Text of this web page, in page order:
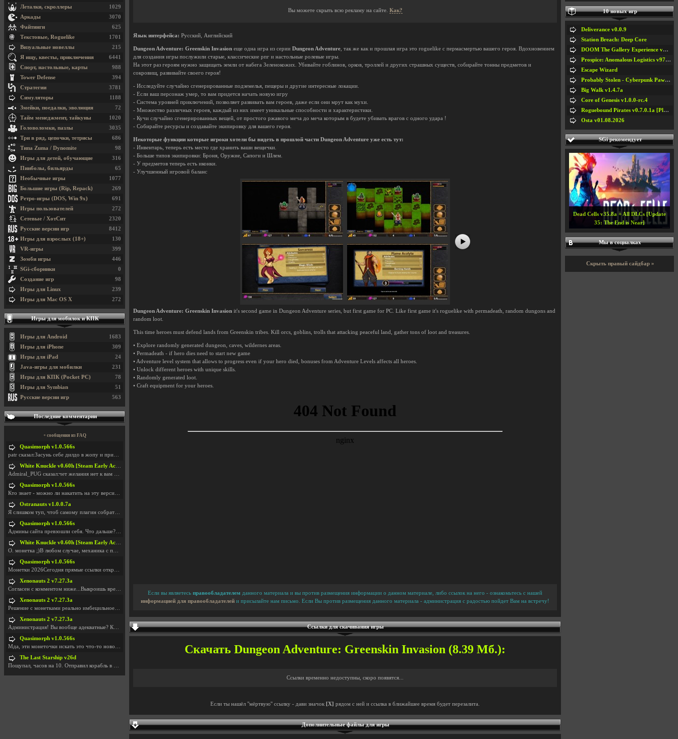
Вы можете скрыть всю рекламу на сайте. Как?
Язык интерфейса: Русский, Английский
Dungeon Adventure: Greenskin Invasion еще одна игра из серии Dungeon Adventure , так же как и прошлая игра это roguelike c пермасмертью вашего героя. Вдохновением
для создания игры послужили старые, классические рпг и настольные ролевые игры.
На этот раз героям нужно защищать земли от набега Зеленокожих. Убивайте гоблинов, орков, троллей и других страшных существ, собирайте тонны предметов и
сокровищ, развивайте своего героя!
- Исследуйте случайно сгенерированные подземелья, пещеры и другие интересные локации.
- Если ваш персонаж умер, то вам придется начать новую игру
- Система уровней приключений, позволяет развивать вам героев, даже если они мрут как мухи.
- Множество различных героев, каждый из них имеет уникальные способности и характеристики.
- Кучи случайно сгенерированных вещей, от простого ржавого меча до меча которым в будете убивать врагов с одного удара !
- Собирайте ресурсы и создавайте экипировку для вашего героя.
Некоторые функции которые игроки хотели бы видеть в прошлой части Dungeon Adventure уже есть тут:
- Инвентарь, теперь есть место где хранить ваши вещички.
- Больше типов экипировки: Броня, Оружие, Сапоги и Шлем.
- У предметов теперь есть иконки.
- Улучшенный игровой баланс
Dungeon Adventure: Greenskin Invasion it's second game in Dungeon Adventure series, but first game for PC. Like first game it's roguelike with permadeath, random dungons and
random loot.
This time heroes must defend lands from Greenskin tribes. Kill orcs, goblins, trolls that attacking peaceful land, gather tons of loot and treasures.
• Explore randomly generated dungeon, caves, wildernes areas.
• Permadeath - if hero dies need to start new game
• Adventure level system that allows to progress even if your hero died, bonuses from Adventure Levels affects all heroes.
• Unlock different heroes with unique skills.
• Randomly generated loot.
• Craft equipment for your heroes.
Если вы являетесь правообладателем данного материала и вы против размещения информации о данном материале, либо ссылок на него - ознакомьтесь с нашей
информацией для правообладателей и присылайте нам письмо. Если Вы против размещения данного материала - администрация с радостью пойдет Вам на встречу!
Ссылки для скачивания игры
Скачать Dungeon Adventure: Greenskin Invasion (8.39 Мб.):
Ссылки временно недоступны, скоро появятся...
Если ты нашёл "мёртвую" ссылку - дави значок [X] рядом с ней и ссылка в ближайшее время будет перезалита.
Дополнительные файлы для игры
1029
Леталки, скроллеры
3070
Аркады
625
Файтинги
1701
Текстовые, Roguelike
215
Визуальные новеллы
6441
Я ищу, квесты, приключения
988
Спорт, настольные, карты
394
Tower Defense
3781
Стратегии
1188
Симуляторы
72
Змейки, поедалки, эволюция
1020
Тайм менеджмент, тайкуны
3035
Головоломки, пазлы
686
Три в ряд, цепочки, тетрисы
98
Типа Zuma / Dynomite
316
Игры для детей, обучающие
65
Пинболы, бильярды
1077
Необычные игры
269
Большие игры (Rip, Repack)
691
Ретро-игры (DOS, Win 9x)
272
Игры пользователей
2320
Сетевые / ХотСит
8412
Русские версии игр
130
Игры для взрослых (18+)
399
VR-игры
446
Зомби игры
0
SGi-сборники
98
Создание игр
239
Игры для Linux
272
Игры для Mac OS X
Игры для мобилок и КПК
1683
Игры для Android
309
Игры для iPhone
24
Игры для iPad
231
Java-игры для мобилки
78
Игры для КПК (Pocket PC)
51
Игры для Symbian
563
Русские версии игр
Последние комментарии
+ сообщения из FAQ
Quasimorph v1.0.566s
patr сказал:Засунь себе дилдо в жопу и пришли фотк
White Knuckle v0.60h [Steam Early Access]
Admiral_PUG сказал:чет желания нет к вам сюда захо
Quasimorph v1.0.566s
Кто знает - можно ли накатить на эту версию моды?
Ostranauts v1.0.0.7a
Я слишком туп, чтоб самому плагин собрать. И что-т
Quasimorph v1.0.566s
Админы сайта превзошли себя. Что дальше? Засунь се
White Knuckle v0.60h [Steam Early Access]
О. монетка ;)В любом случае, механика с поиском мо
Quasimorph v1.0.566s
Монетки 2026Сегодня прямые ссылки открываются посл
Xenonauts 2 v7.27.3a
Согласен с комментом ниже...Выкроишь время чтобы з
Xenonauts 2 v7.27.3a
Решение с монетками реально имбецильное. Как сдела
Xenonauts 2 v7.27.3a
Администрация! Вы вообще адекватные? Какие монетки
Quasimorph v1.0.566s
Мда, эти монеточки искать это что-то новое в сфере
The Last Starship v26d
Пощупал, часов на 10. Отправил корабль в другую Га
10 новых игр
Deliverance v0.0.9
Station Breach: Deep Core
DOOM The Gallery Experience v1.4.2
Prospice: Anomalous Logistics v97 [Playtest]
Escape Wizard
Probably Stolen - Cyberpunk Pawnshop Simulator v048c [Playtest]
Big Walk v1.4.7a
Core of Genesis v1.0.0-rc.4
Roguebound Pirates v0.7.0.1a [Playtest]
Osta v01.08.2026
SGi рекомендует
Dead Cells v35.8a + All DLCs [Update
35: The End is Near]
Мы в социалках
Скрыть правый сайдбар »